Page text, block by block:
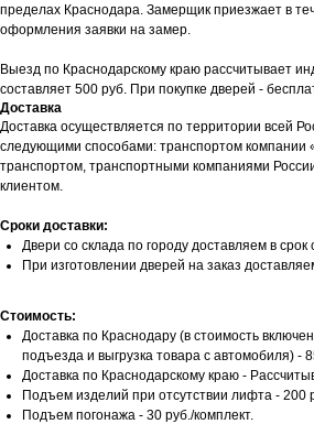
пределах Краснодара. Замерщик приезжает в
оформления заявки на замер.
Выезд по Краснодарскому краю рассчитывает
составляет 500 руб. При покупке дверей -
Доставка
Доставка осуществляется по территории всей
следующими способами: транспортом компании
транспортом, транспортными компаниями
клиентом.
Сроки доставки:
Двери со склада по городу доставляем в
При изготовлении дверей на заказ
Стоимость:
Доставка по Краснодару (в стоимость
подъезда и выгрузка товара с автомобиля) -
Доставка по Краснодарскому краю -
Подъем изделий при отсутствии лифта - 200
Подъем погонажа - 30 руб./комплект.